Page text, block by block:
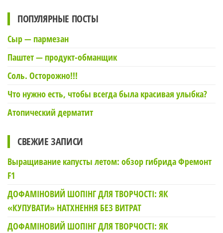
ПОПУЛЯРНЫЕ ПОСТЫ
Сыр — пармезан
Паштет — продукт-обманщик
Соль. Осторожно!!!
Что нужно есть, чтобы всегда была красивая улыбка?
Атопический дерматит
СВЕЖИЕ ЗАПИСИ
Выращивание капусты летом: обзор гибрида Фремонт
F1
ДОФАМІНОВИЙ ШОПІНГ ДЛЯ ТВОРЧОСТІ: ЯК
«КУПУВАТИ» НАТХНЕННЯ БЕЗ ВИТРАТ
ДОФАМІНОВИЙ ШОПІНГ ДЛЯ ТВОРЧОСТІ: ЯК